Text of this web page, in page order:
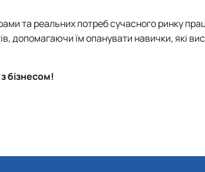
та реальних потреб сучасного ринку
допомагаючи їм опанувати навички, які
бізнесом!